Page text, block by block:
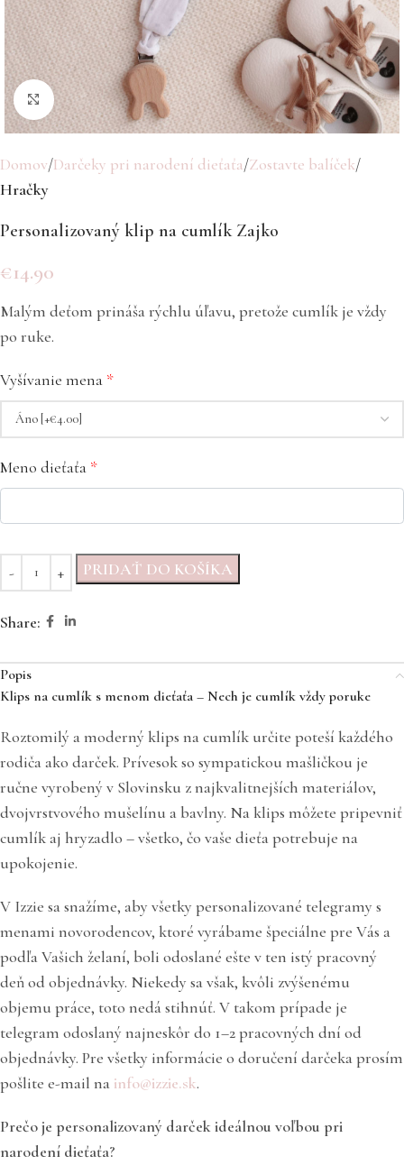
Click to enlarge
Domov Darčeky pri narodení dieťaťa Zostavte balíček
Hračky
Personalizovaný klip na cumlík Zajko
€14.90
Malým deťom prináša rýchlu úľavu, pretože cumlík je vždy
po ruke.
Vyšívanie mena *
Meno dieťaťa *
PRIDAŤ DO KOŠÍKA
Share:
Popis
Klips na cumlík s menom dieťaťa – Nech je cumlík vždy poruke
Roztomilý a moderný klips na cumlík určite poteší každého
rodiča ako darček. Prívesok so sympatickou mašličkou je
ručne vyrobený v Slovinsku z najkvalitnejších materiálov,
dvojvrstvového mušelínu a bavlny. Na klips môžete pripevniť
cumlík aj hryzadlo – všetko, čo vaše dieťa potrebuje na
upokojenie.
V Izzie sa snažíme, aby všetky personalizované telegramy s
menami novorodencov, ktoré vyrábame špeciálne pre Vás a
podľa Vašich želaní, boli odoslané ešte v ten istý pracovný
deň od objednávky. Niekedy sa však, kvôli zvýšenému
objemu práce, toto nedá stihnúť. V takom prípade je
telegram odoslaný najneskôr do 1–2 pracovných dní od
objednávky. Pre všetky informácie o doručení darčeka prosím
pošlite e-mail na info@izzie.sk.
Prečo je personalizovaný darček ideálnou voľbou pri
narodení dieťaťa?